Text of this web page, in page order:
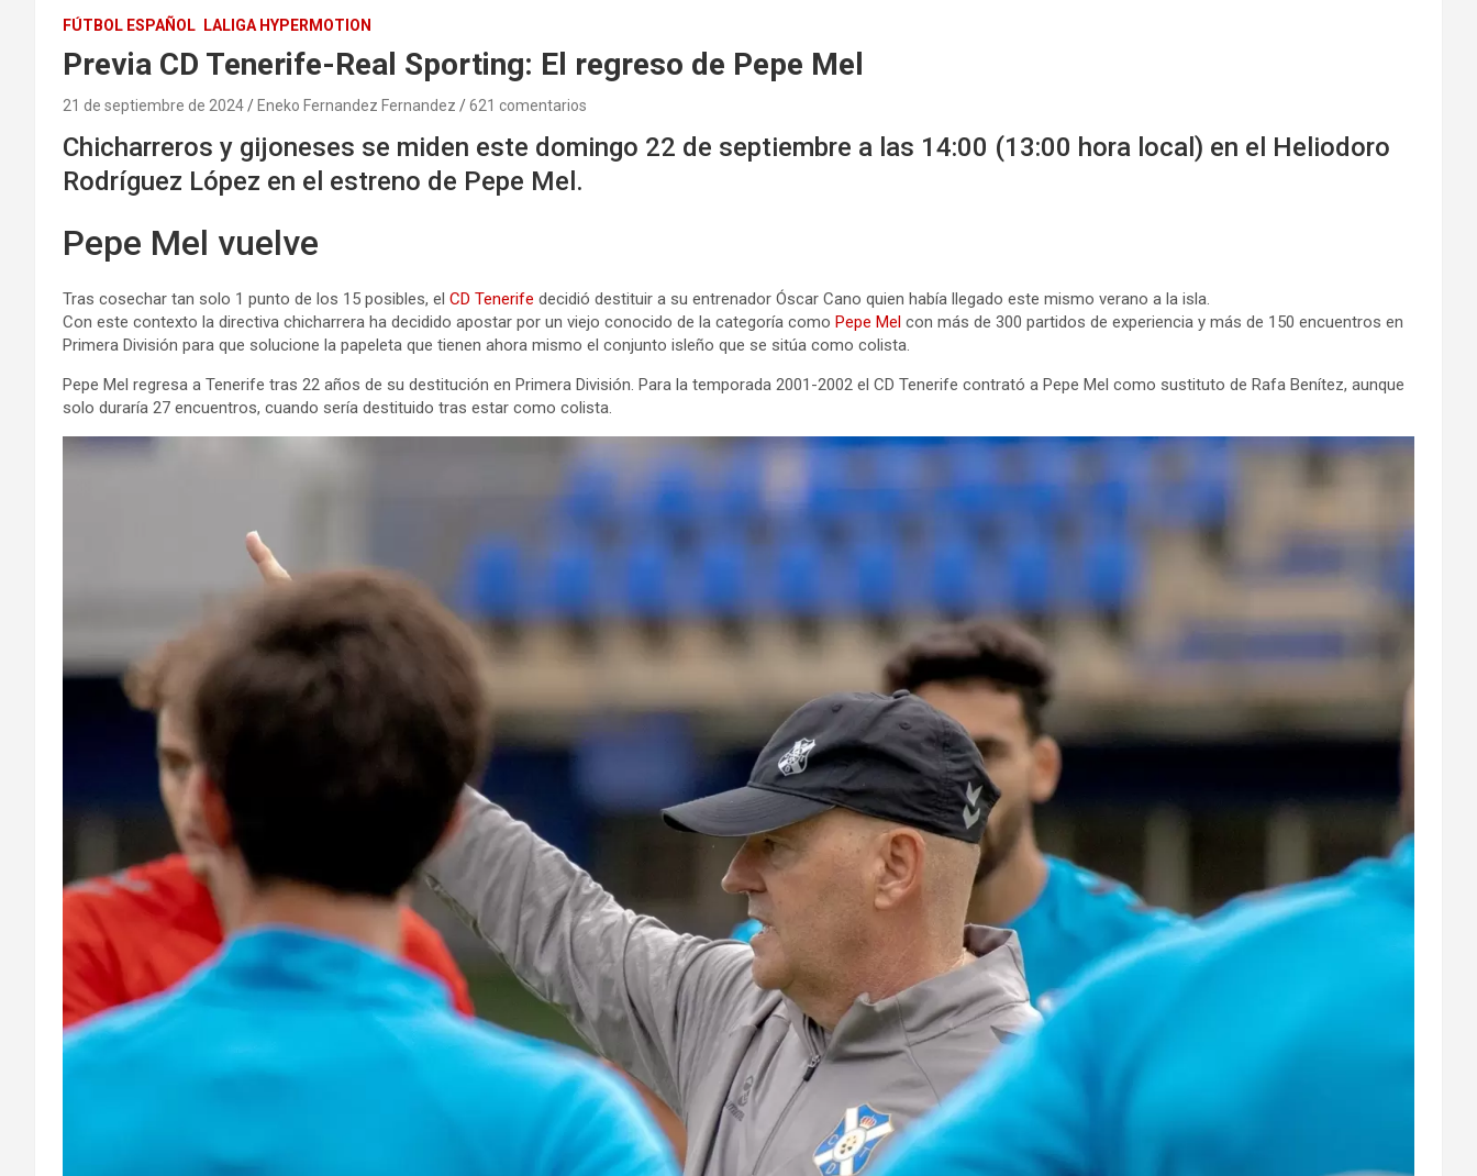
FÚTBOL ESPAÑOL LALIGA HYPERMOTION
Previa CD Tenerife-Real Sporting: El regreso de Pepe Mel
21 de septiembre de 2024 Eneko Fernandez Fernandez 621 comentarios
Chicharreros y gijoneses se miden este domingo 22 de septiembre a las 14:00 (13:00 hora local) en el Heliodoro
Rodríguez López en el estreno de Pepe Mel.
Pepe Mel vuelve
Tras cosechar tan solo 1 punto de los 15 posibles, el CD Tenerife decidió destituir a su entrenador Óscar Cano quien había llegado este mismo verano a la isla.
Con este contexto la directiva chicharrera ha decidido apostar por un viejo conocido de la categoría como Pepe Mel con más de 300 partidos de experiencia y más de 150 encuentros en
Primera División para que solucione la papeleta que tienen ahora mismo el conjunto isleño que se sitúa como colista.
Pepe Mel regresa a Tenerife tras 22 años de su destitución en Primera División. Para la temporada 2001-2002 el CD Tenerife contrató a Pepe Mel como sustituto de Rafa Benítez, aunque
solo duraría 27 encuentros, cuando sería destituido tras estar como colista.